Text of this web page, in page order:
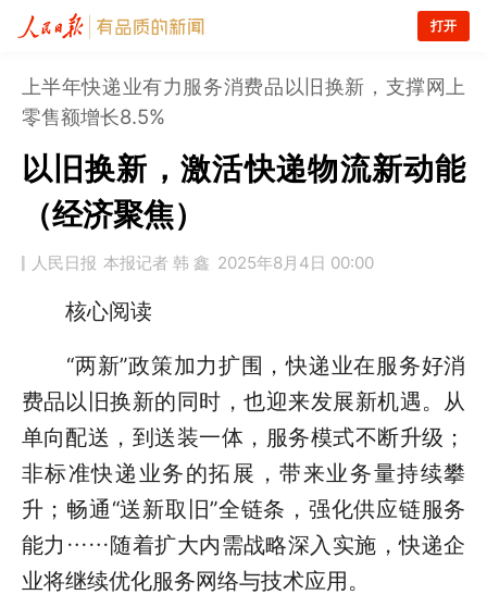
打开
上半年快递业有力服务消费品以旧换新，支撑网上
零售额增长8.5%
以旧换新，激活快递物流新动能
（经济聚焦）
人民日报 本报记者 韩 鑫 2025年8月4日 00:00
核心阅读
“两新”政策加力扩围，快递业在服务好消
费品以旧换新的同时，也迎来发展新机遇。从
单向配送，到送装一体，服务模式不断升级；
非标准快递业务的拓展，带来业务量持续攀
升；畅通“送新取旧”全链条，强化供应链服务
能力……随着扩大内需战略深入实施，快递企
业将继续优化服务网络与技术应用。